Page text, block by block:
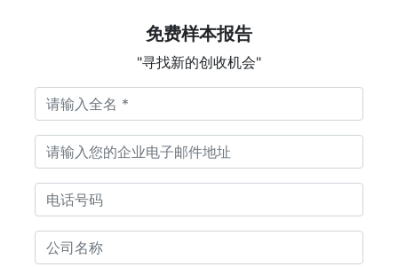
免费样本报告
"寻找新的创收机会"